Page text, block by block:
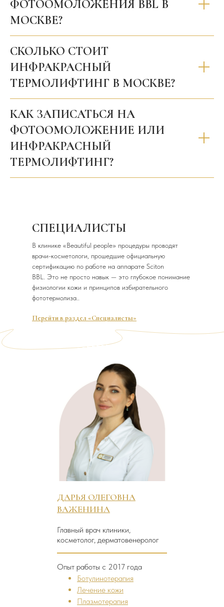
ФОТООМОЛОЖЕНИЯ BBL В
МОСКВЕ?
СКОЛЬКО СТОИТ
ИНФРАКРАСНЫЙ
ТЕРМОЛИФТИНГ В МОСКВЕ?
КАК ЗАПИСАТЬСЯ НА
ФОТООМОЛОЖЕНИЕ ИЛИ
ИНФРАКРАСНЫЙ
ТЕРМОЛИФТИНГ?
СПЕЦИАЛИСТЫ
В клинике «Beautiful people» процедуры проводят
врачи-косметологи, прошедшие официальную
сертификацию по работе на аппарате Sciton
BBL. Это не просто навык — это глубокое понимание
физиологии кожи и принципов избирательного
фототермолиза..
Перейти в раздел «Специалисты»
ДАРЬЯ ОЛЕГОВНА
ВАЖЕНИНА
Главный врач клиники,
косметолог, дерматовенеролог
Опыт работы с 2017 года
Ботулинотерапия
Лечение кожи
Плазмотерапия